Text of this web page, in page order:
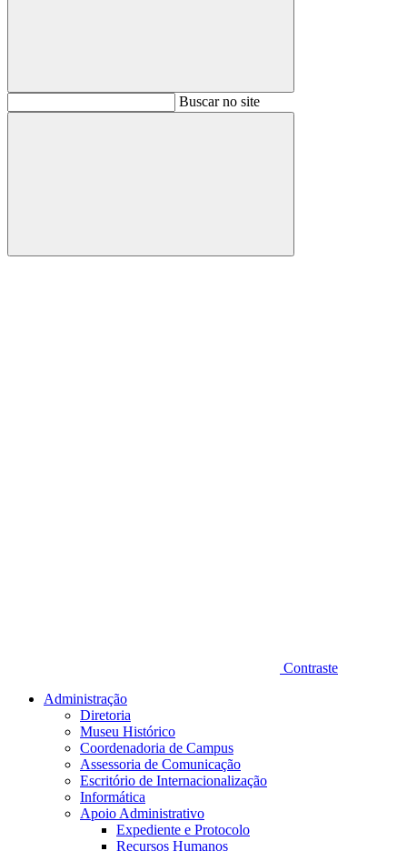
BuscarBuscar no site
Buscar
Contraste
Administração
Diretoria
Museu Histórico
Coordenadoria de Campus
Assessoria de Comunicação
Escritório de Internacionalização
Informática
Apoio Administrativo
Expediente e Protocolo
Recursos Humanos